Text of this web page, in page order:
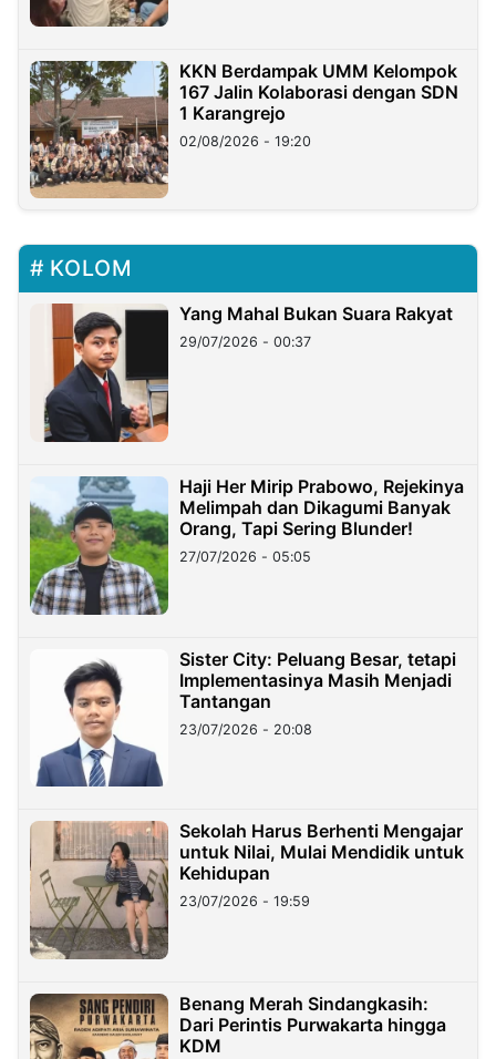
KKN Berdampak UMM Kelompok
167 Jalin Kolaborasi dengan SDN
1 Karangrejo
02/08/2026 - 19:20
KOLOM
Yang Mahal Bukan Suara Rakyat
29/07/2026 - 00:37
Haji Her Mirip Prabowo, Rejekinya
Melimpah dan Dikagumi Banyak
Orang, Tapi Sering Blunder!
27/07/2026 - 05:05
Sister City: Peluang Besar, tetapi
Implementasinya Masih Menjadi
Tantangan
23/07/2026 - 20:08
Sekolah Harus Berhenti Mengajar
untuk Nilai, Mulai Mendidik untuk
Kehidupan
23/07/2026 - 19:59
Benang Merah Sindangkasih:
Dari Perintis Purwakarta hingga
KDM